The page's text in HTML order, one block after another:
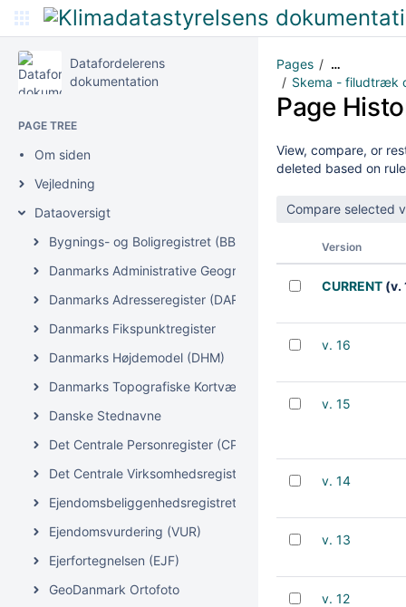
Datafordelerens
dokumentation
PAGE TREE
Om siden
Vejledning
Dataoversigt
Bygnings- og Boligregistret (BBR)
Danmarks Administrative Geografiske Inddeling (DAGI)
Danmarks Adresseregister (DAR)
Danmarks Fikspunktregister
Danmarks Højdemodel (DHM)
Danmarks Topografiske Kortværk (DTK)
Danske Stednavne
Det Centrale Personregister (CPR)
Det Centrale Virksomhedsregister (CVR)
Ejendomsbeliggenhedsregistret (EBR)
Ejendomsvurdering (VUR)
Ejerfortegnelsen (EJF)
GeoDanmark Ortofoto
Pages …
Skema - filudtræk
Page
View, compare, or
deleted based on
Version
CURRENT (v.
v. 16
v. 15
v. 14
v. 13
v. 12